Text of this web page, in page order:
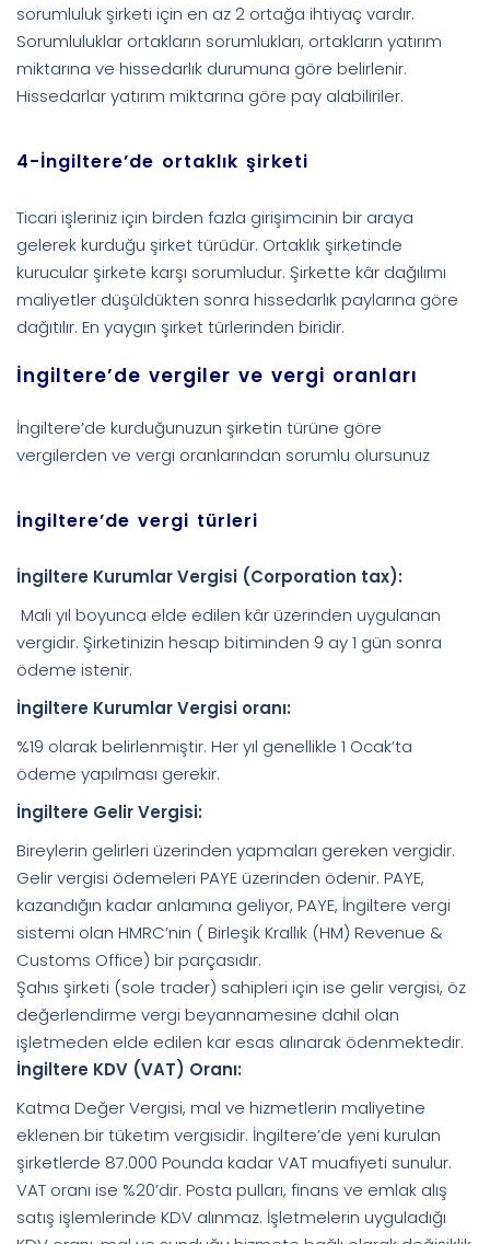
sorumluluk şirketi için en az 2 ortağa ihtiyaç vardır.
Sorumluluklar ortakların sorumlukları, ortakların yatırım
miktarına ve hissedarlık durumuna göre belirlenir.
Hissedarlar yatırım miktarına göre pay alabiliriler.
4-İngiltere’de ortaklık şirketi
Ticari işleriniz için birden fazla girişimcinin bir araya
gelerek kurduğu şirket türüdür. Ortaklık şirketinde
kurucular şirkete karşı sorumludur. Şirkette kâr dağılımı
maliyetler düşüldükten sonra hissedarlık paylarına göre
dağıtılır. En yaygın şirket türlerinden biridir.
İngiltere’de vergiler ve vergi oranları
İngiltere’de kurduğunuzun şirketin türüne göre
vergilerden ve vergi oranlarından sorumlu olursunuz
İngiltere’de vergi türleri
İngiltere Kurumlar Vergisi (Corporation tax):
Mali yıl boyunca elde edilen kâr üzerinden uygulanan
vergidir. Şirketinizin hesap bitiminden 9 ay 1 gün sonra
ödeme istenir.
İngiltere Kurumlar Vergisi oranı:
%19 olarak belirlenmiştir. Her yıl genellikle 1 Ocak’ta
ödeme yapılması gerekir.
İngiltere Gelir Vergisi:
Bireylerin gelirleri üzerinden yapmaları gereken vergidir.
Gelir vergisi ödemeleri PAYE üzerinden ödenir. PAYE,
kazandığın kadar anlamına geliyor, PAYE, İngiltere vergi
sistemi olan HMRC’nin ( Birleşik Krallık (HM) Revenue &
Customs Office) bir parçasıdır.
Şahıs şirketi (sole trader) sahipleri için ise gelir vergisi, öz
değerlendirme vergi beyannamesine dahil olan
işletmeden elde edilen kar esas alınarak ödenmektedir.
İngiltere KDV (VAT) Oranı:
Katma Değer Vergisi, mal ve hizmetlerin maliyetine
eklenen bir tüketim vergisidir. İngiltere’de yeni kurulan
şirketlerde 87.000 Pounda kadar VAT muafiyeti sunulur.
VAT oranı ise %20’dir. Posta pulları, finans ve emlak alış
satış işlemlerinde KDV alınmaz. İşletmelerin uyguladığı